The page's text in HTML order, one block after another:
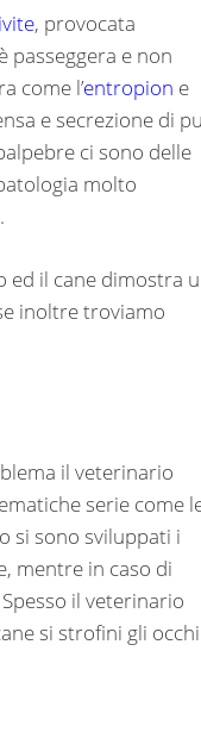
, provocata
passeggera e non
come l’entropion e
e secrezione di
ci sono delle
molto
ed il cane dimostra
inoltre troviamo
il veterinario
serie come
si sono sviluppati i
mentre in caso di
il veterinario
si strofini gli occhi